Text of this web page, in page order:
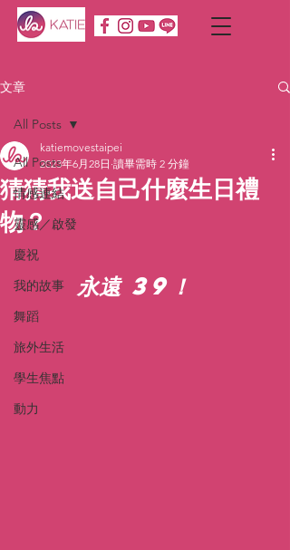
文章
All Posts
情感連結
靈感／啟發
慶祝
我的故事
舞蹈
旅外生活
學生焦點
動力
All Posts
猜猜我送自己什麼生日禮
物？
katiemovestaipei
2023年6月28日 讀畢需時 2 分鐘
永遠 39！